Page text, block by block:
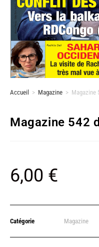
Accueil > Magazine > Magazine
Magazine 542
6,00 €
Catégorie Magazine